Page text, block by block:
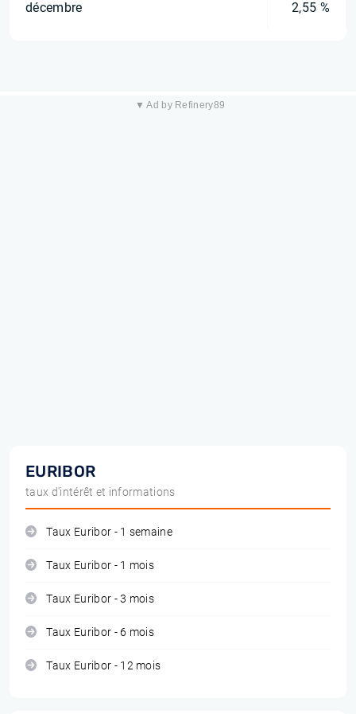
décembre 2,55 %
▼ Ad by Refinery89
EURIBOR
taux d'intérêt et informations
Taux Euribor - 1 semaine
Taux Euribor - 1 mois
Taux Euribor - 3 mois
Taux Euribor - 6 mois
Taux Euribor - 12 mois